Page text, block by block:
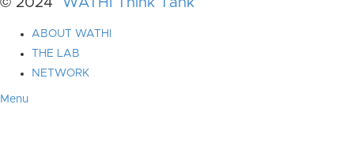
ABOUT WATHI
THE LAB
NETWORK
Menu